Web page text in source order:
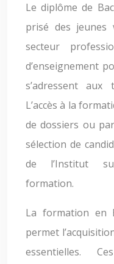
Le diplôme de
prisé des
secteur
d’enseignement
s’adressent aux
L’accès à la
de dossiers ou
sélection de
de l’Institut
formation.
La formation en
permet
essentielles.